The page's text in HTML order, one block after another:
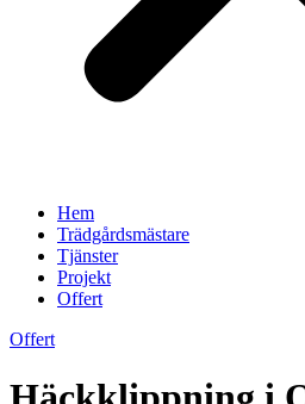
Hem
Trädgårdsmästare
Tjänster
Projekt
Offert
Offert